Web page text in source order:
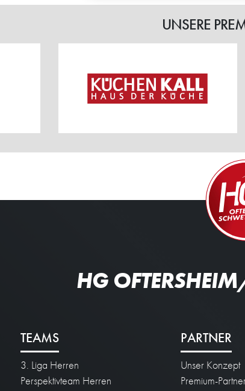
UNSERE
HG
TEAMS
3. Liga Herren
Perspektivteam Herren
PARTNER
Unser Konzept
Premium-